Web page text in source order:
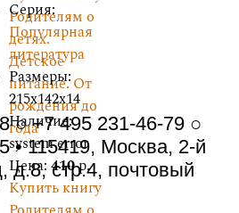
Родителям о
детях.
Детское
питание. От
рождения до
года
Серия:
Популярная
литература
Размеры:
215x142x14
Наличие:
system error
Цена: 410р.
Купить книгу
○ +7 495 231-46-79 ○
• 115419, Москва, 2-й
д.8, стр.4, почтовый